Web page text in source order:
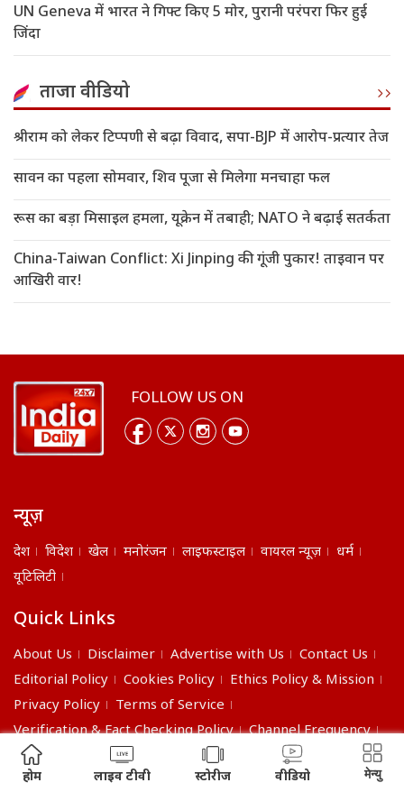
UN Geneva में भारत ने गिफ्ट किए 5 मोर, पुरानी परंपरा फिर हुई
जिंदा
ताजा वीडियो
श्रीराम को लेकर टिप्पणी से बढ़ा विवाद, सपा-BJP में आरोप-प्रत्यार तेज
सावन का पहला सोमवार, शिव पूजा से मिलेगा मनचाहा फल
रूस का बड़ा मिसाइल हमला, यूक्रेन में तबाही; NATO ने बढ़ाई सतर्कता
China-Taiwan Conflict: Xi Jinping की गूंजी पुकार! ताइवान पर
आखिरी वार!
FOLLOW US ON
न्यूज़
देश विदेश खेल मनोरंजन लाइफस्टाइल वायरल न्यूज़
धर्म
यूटिलिटी
Quick Links
About Us Disclaimer Advertise with Us
Contact Us
Editorial Policy
Cookies Policy
Ethics Policy & Mission
Privacy Policy
Terms of Service
Verification & Fact Checking Policy
Channel Frequency
©2026 India Daily. All right reserved.
होम लाइव टीवी स्टोरीज वीडियो मेन्यु